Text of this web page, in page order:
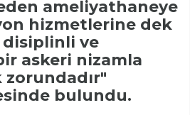
ameliyathaneye
hizmetlerine dek
disiplinli ve
askeri nizamla
bulundu.